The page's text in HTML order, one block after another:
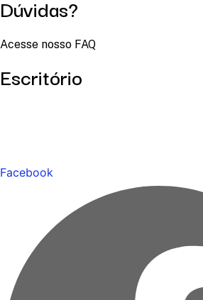
Dúvidas?
Acesse nosso FAQ
Escritório
Facebook